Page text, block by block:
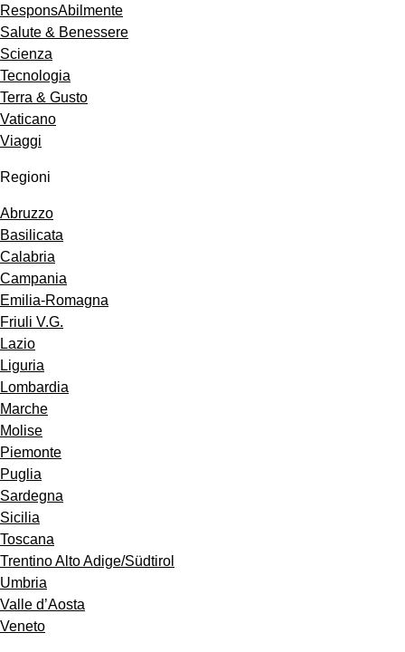
ResponsAbilmente
Salute & Benessere
Scienza
Tecnologia
Terra & Gusto
Vaticano
Viaggi
Regioni
Abruzzo
Basilicata
Calabria
Campania
Emilia-Romagna
Friuli V.G.
Lazio
Liguria
Lombardia
Marche
Molise
Piemonte
Puglia
Sardegna
Sicilia
Toscana
Trentino Alto Adige/Südtirol
Umbria
Valle d’Aosta
Veneto